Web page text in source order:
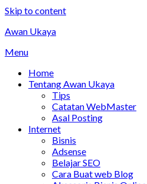
Skip to content
Awan Ukaya
Menu
Home
Tentang Awan Ukaya
Tips
Catatan WebMaster
Asal Posting
Internet
Bisnis
Adsense
Belajar SEO
Cara Buat web Blog